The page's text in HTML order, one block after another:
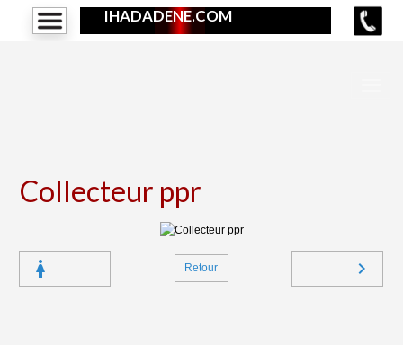
IHADADENE.COM
Collecteur ppr
Retour